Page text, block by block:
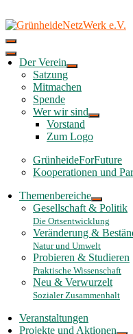
to
Der Verein
Satzung
Mitmachen
Spende
Wer wir sind
Vorstand
Zum Logo
GrünheideForFuture
Kooperationen und
Themenbereiche
Gesellschaft & Politik
Die Ortsentwicklung
Veränderung &
Natur und Umwelt
Probieren & Studieren
Praktische Wissenschaft
Neu & Verwurzelt
Sozialer Zusammenhalt
Veranstaltungen
Projekte und Aktionen